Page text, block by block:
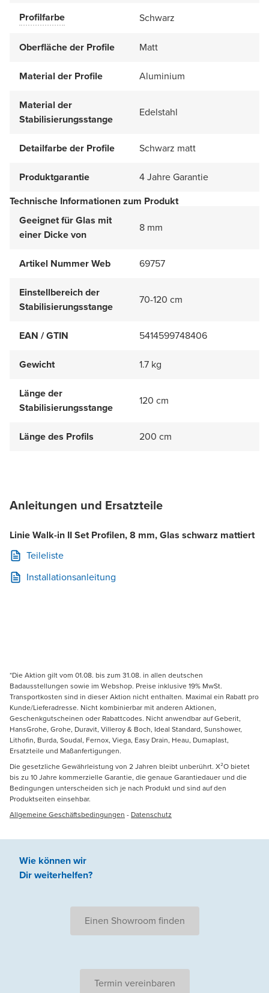
Profilfarbe Schwarz
Oberfläche der Profile Matt
Material der Profile Aluminium
Material der
Stabilisierungsstange
Edelstahl
Detailfarbe der Profile Schwarz matt
Produktgarantie
4 Jahre Garantie
Technische Informationen zum Produkt
Geeignet für Glas mit
einer Dicke von
8 mm
Artikel Nummer Web 69757
Einstellbereich der
Stabilisierungsstange
70-120 cm
EAN / GTIN 5414599748406
Gewicht 1.7 kg
Länge der
Stabilisierungsstange
120 cm
Länge des Profils 200 cm
Anleitungen und Ersatzteile
Linie Walk-in II Set Profilen, 8 mm, Glas schwarz mattiert
Teileliste
Installationsanleitung
*Die Aktion gilt vom 01.08. bis zum 31.08. in allen deutschen
Badausstellungen sowie im Webshop. Preise inklusive 19% MwSt.
Transportkosten sind in dieser Aktion nicht enthalten. Maximal ein Rabatt pro
Kunde/Lieferadresse. Nicht kombinierbar mit anderen Aktionen,
Geschenkgutscheinen oder Rabattcodes. Nicht anwendbar auf Geberit,
HansGrohe, Grohe, Duravit, Villeroy & Boch, Ideal Standard, Sunshower,
Lithofin, Burda, Soudal, Fernox, Viega, Easy Drain, Heau, Dumaplast,
Ersatzteile und Maßanfertigungen.
Die gesetzliche Gewährleistung von 2 Jahren bleibt unberührt. X²O bietet
bis zu 10 Jahre kommerzielle Garantie, die genaue Garantiedauer und die
Bedingungen unterscheiden sich je nach Produkt und sind auf den
Produktseiten einsehbar.
Allgemeine Geschäftsbedingungen - Datenschutz
Wie können wir
Dir weiterhelfen?
Einen Showroom finden
Termin vereinbaren